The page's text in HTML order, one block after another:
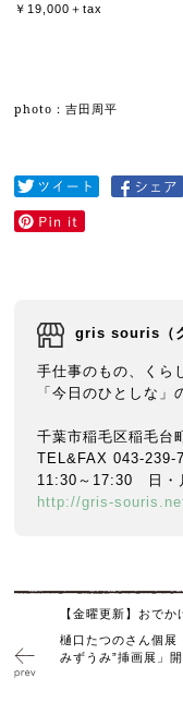
￥19,000＋tax
photo ：吉田周平
gris souris（
手仕事のもの、くら
「今日のひとしな」
千葉市稲毛区稲毛台
TEL&FAX 043-239-
11:30～17:30 日・
http://gris-
【金曜更新】おでか
樋口たつのさん個展
みずうみ”挿画展」